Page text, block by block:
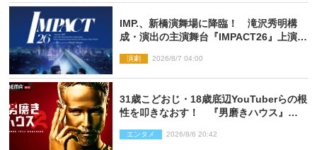
IMP.、新橋演舞場に降臨！ 滝沢秀明構
成・演出の主演舞台『IMPACT26』上演決
演劇 2026/8/7 04:00
31歳こどおじ・18歳底辺YouTuberらの根
性を叩きなおす！ 『男磨きハウス』第2
エンタメ 2026/8/6 20:42